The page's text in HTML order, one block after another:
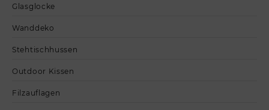
Glasglocke
Wanddeko
Stehtischhussen
Outdoor Kissen
Filzauflagen